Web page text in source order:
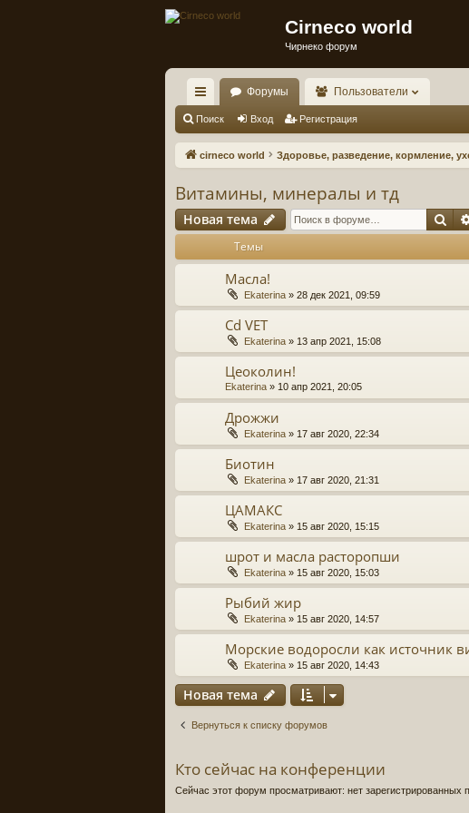
Cirneco world
Чирнеко форум
с
ы
и
Форумы Пользователи
Поиск Вход Регистрация
cirneco world Здоровье, разведение, кормление,
Витамины, минералы и тд
Новая тема
Темы
Масла!
Ekaterina » 28 дек 2021, 09:59
Cd VET
Ekaterina » 13 апр 2021, 15:08
Цеоколин!
Ekaterina » 10 апр 2021, 20:05
Дрожжи
Ekaterina » 17 авг 2020, 22:34
Биотин
Ekaterina » 17 авг 2020, 21:31
ЦАМАКС
Ekaterina » 15 авг 2020, 15:15
шрот и масла расторопши
Ekaterina » 15 авг 2020, 15:03
Рыбий жир
Ekaterina » 15 авг 2020, 14:57
Морские водоросли как источник
Ekaterina » 15 авг 2020, 14:43
Новая тема
Вернуться к списку форумов
Кто сейчас на конференции
Сейчас этот форум просматривают: нет зарегистрированных